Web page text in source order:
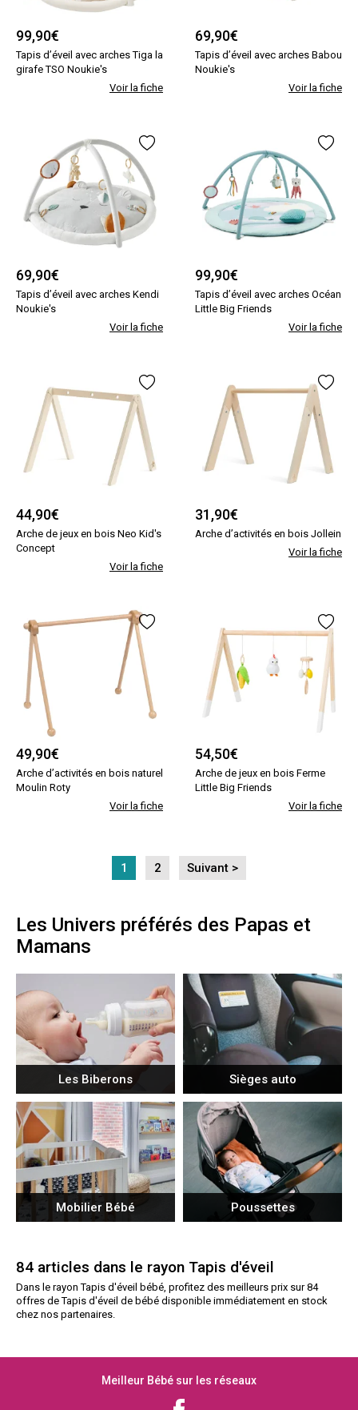
99,90€
Tapis d’éveil avec arches Tiga la
girafe TSO Noukie's
Voir la fiche
69,90€
Tapis d’éveil avec arches Babou
Noukie's
Voir la fiche
69,90€
Tapis d’éveil avec arches Kendi
Noukie's
Voir la fiche
99,90€
Tapis d’éveil avec arches Océan
Little Big Friends
Voir la fiche
44,90€
Arche de jeux en bois Neo Kid's
Concept
Voir la fiche
31,90€
Arche d’activités en bois Jollein
Voir la fiche
49,90€
Arche d’activités en bois naturel
Moulin Roty
Voir la fiche
54,50€
Arche de jeux en bois Ferme
Little Big Friends
Voir la fiche
1 2 Suivant >
Les Univers préférés des Papas et
Mamans
Les Biberons Sièges auto
Mobilier Bébé Poussettes
84 articles dans le rayon Tapis d'éveil
Dans le rayon Tapis d'éveil bébé, profitez des meilleurs prix sur 84
offres de Tapis d'éveil de bébé disponible immédiatement en stock
chez nos partenaires.
Meilleur Bébé sur les réseaux